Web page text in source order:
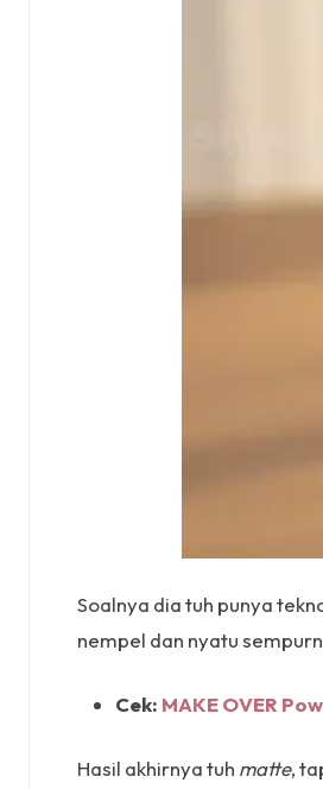
Soalnya dia tuh punya
nempel dan nyatu
Cek: MAKE OVER
Hasil akhirnya tuh matte,